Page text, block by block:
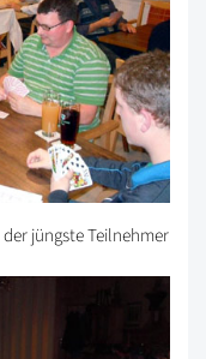
jüngste Teilnehmer